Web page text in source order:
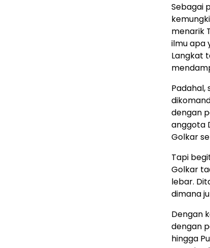
Sebagai
menarik
ilmu apa
Langkat
Padahal,
dengan
anggota
Golkar
Tapi
Golkar
lebar.
dimana
Dengan
dengan
hingga